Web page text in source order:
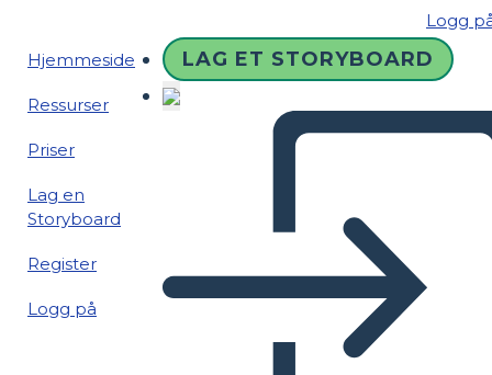
Logg
Hjemmeside
Ressurser
Priser
Lag en
Storyboard
Register
Logg på
LAG ET STORYBOARD